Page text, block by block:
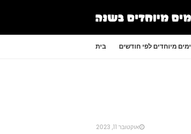
בית ימים מיוחדים לפי חודשים
אוקטובר 11, 2023